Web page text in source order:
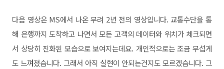
다음 영상은 MS에서 나온 무려 2년 전의 영상입니다. 교통수단을 통
해 은행까지 도착하고 나면서 모든 고객의 데이터와 위치가 체크되면
서 상당히 진화된 모습으로 보여지는데요. 개인적으로는 조금 무섭게
도 느껴졌습니다. 그래서 아직 실현이 안되는건지도 모르겠습니다. 그